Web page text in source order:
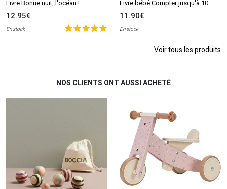
Livre Bonne nuit, l'océan !
12.95€
En stock
Livre bébé Compter jusqu'à 10
11.90€
En stock
Voir tous les produits
NOS CLIENTS ONT AUSSI ACHETÉ